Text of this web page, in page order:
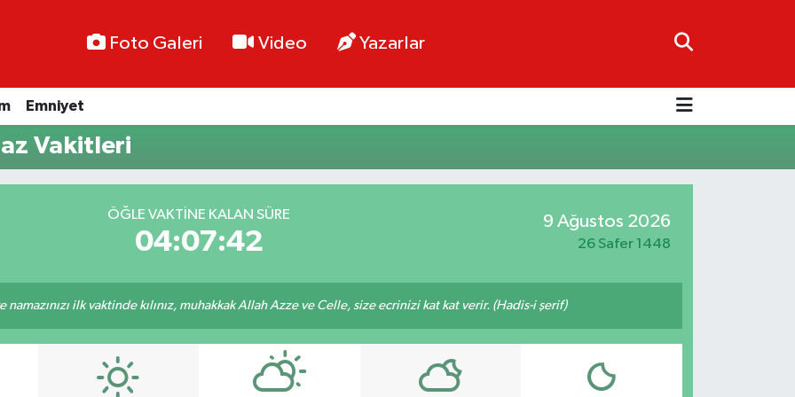
Foto Galeri Video Yazarlar
Emniyet
Vakitleri
ÖĞLE VAKTINE KALAN SÜRE
04:07:42
9 Ağustos 2026
26 Safer 1448
ilk vaktinde kılınız, muhakkak Allah Azze ve Celle, size ecrinizi kat kat verir. (Hadis-i şerif)